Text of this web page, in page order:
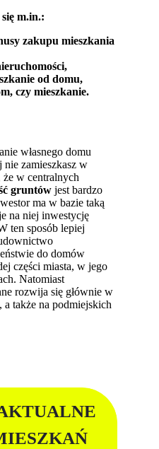
m.in.:
zakupu mieszkania
od domu,
czy mieszkanie.
własnego domu
nie zamieszkasz w
że w centralnych
gruntów jest bardzo
ma w bazie taką
na niej inwestycję
ten sposób lepiej
do domów
części miasta, w jego
Natomiast
rozwija się głównie w
także na podmiejskich